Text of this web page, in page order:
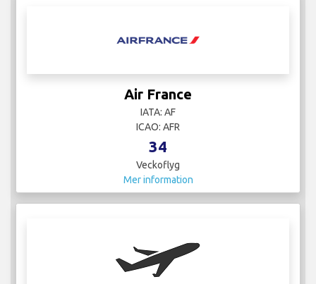
Air France
IATA: AF
ICAO: AFR
34
Veckoflyg
Mer information